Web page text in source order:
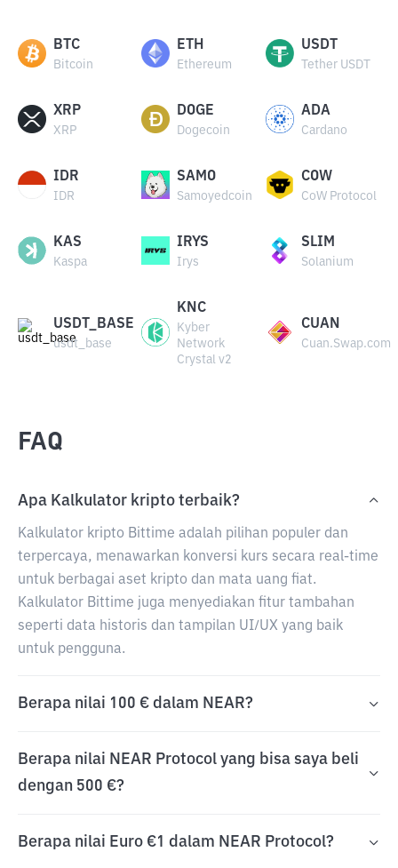
BTC
Bitcoin
ETH
Ethereum
USDT
Tether USDT
XRP
XRP
DOGE
Dogecoin
ADA
Cardano
IDR
IDR
SAMO
Samoyedcoin
COW
CoW Protocol
KAS
Kaspa
IRYS
Irys
SLIM
Solanium
USDT_BASE
usdt_base
KNC
Kyber
Network
Crystal v2
CUAN
Cuan.Swap.com
FAQ
Apa Kalkulator kripto terbaik?
Kalkulator kripto Bittime adalah pilihan populer dan
terpercaya, menawarkan konversi kurs secara real-time
untuk berbagai aset kripto dan mata uang fiat.
Kalkulator Bittime juga menyediakan fitur tambahan
seperti data historis dan tampilan UI/UX yang baik
untuk pengguna.
Berapa nilai 100 € dalam NEAR?
Berapa nilai NEAR Protocol yang bisa saya beli
dengan 500 €?
Berapa nilai Euro €1 dalam NEAR Protocol?